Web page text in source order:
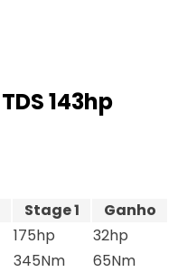
143hp
Stage 1
Ganho
175hp
32hp
345Nm 65Nm